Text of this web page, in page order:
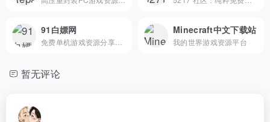
91白嫖网 Minecraft中文下载站
我的世界游戏资源平台
暂无评论